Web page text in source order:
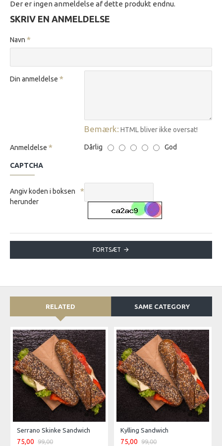
Der er ingen anmeldelse af dette produkt endnu.
SKRIV EN ANMELDELSE
Navn
Din anmeldelse
Bemærk: HTML bliver ikke oversat!
Anmeldelse Dårlig God
CAPTCHA
Angiv koden i boksen
herunder
FORTSÆT
RELATED SAME CATEGORY
Serrano Skinke Sandwich
75,00 99,00
Kylling Sandwich
75,00 99,00